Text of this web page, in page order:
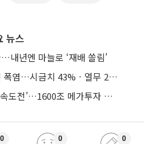
뉴스
내년엔 마늘로 ‘재배 쏠림’
생산부터 밥상까지 덮친 폭염…시금치 43%ㆍ열무 28% 급등
용인·호남 반도체 산단 ‘속도전’…1600조 메가투자 이행 총력
0 0 0